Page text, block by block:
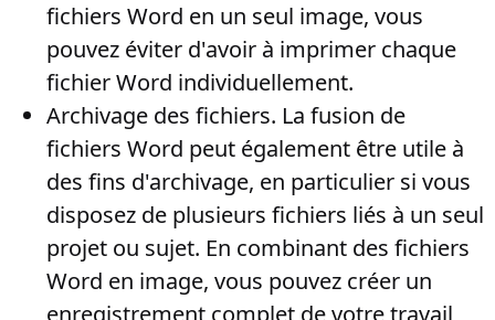
fichiers Word en un seul image, vous
pouvez éviter d'avoir à imprimer chaque
fichier Word individuellement.
Archivage des fichiers. La fusion de
fichiers Word peut également être utile à
des fins d'archivage, en particulier si vous
disposez de plusieurs fichiers liés à un seul
projet ou sujet. En combinant des fichiers
Word en image, vous pouvez créer un
enregistrement complet de votre travail,